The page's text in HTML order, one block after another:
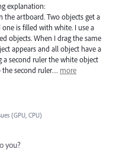
explanation:
the artboard. Two objects get a
is filled with white. I use a
objects. When I drag the same
appears and all object have a
a second ruler the white object
the second ruler… more
(GPU, CPU)
you?